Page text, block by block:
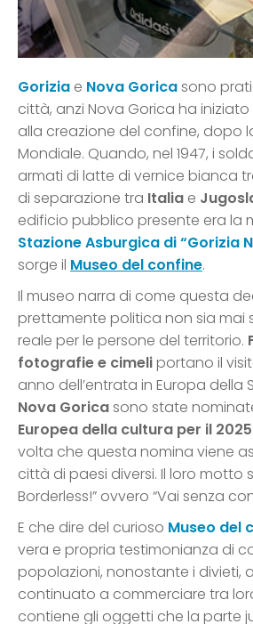
Gorizia e Nova Goricasono
città, anzi Nova Gorica ha
alla creazione del confine, dopo
Mondiale. Quando, nel 1947, i
armati di latte di vernice bianca
di separazione tra Italia e
edificio pubblico presente era la
Stazione Asburgica di “Gorizia
sorge il Museo del confine.
Il museo narra di come questa
prettamente politica non sia mai
reale per le persone del territorio.
fotografie e cimeliportano il
anno dell’entrata in Europa della
Nova Goricasono state
Europea della cultura per il 2025
volta che questa nomina viene
città di paesi diversi. Il loro motto
Borderless!” ovvero “Vai senza
E che dire del curioso Museo del
vera e propria testimonianza di
popolazioni, nonostante i divieti,
continuato a commerciare tra
contiene gli oggetti che la parte